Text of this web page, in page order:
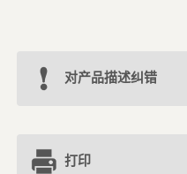
对产品描述纠错
打印